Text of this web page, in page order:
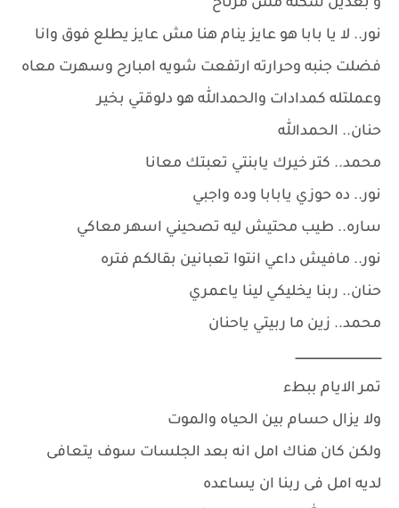
و بعدين شكله مش مرتاح
نور.. لا يا بابا هو عايز ينام هنا مش عايز يطلع فوق وانا
فضلت جنبه وحرارته ارتفعت شويه امبارح وسهرت معاه
وعملتله كمدادات والحمدالله هو دلوقتي بخير
حنان.. الحمدالله
محمد.. كتر خيرك يابنتي تعبتك معانا
نور.. ده حوزي يابابا وده واجبي
ساره.. طيب محتيش ليه تصحيني اسهر معاكي
نور.. مافيش داعي انتوا تعبانين بقالكم فتره
حنان.. ربنا يخليكي لينا ياعمري
محمد.. زين ما ربيتي ياحنان
ــــــــــــــــــــــــــــــــــــــــــــــــ
تمر الايام ببطء
ولا يزال حسام بين الحياه والموت
ولكن كان هناك امل انه بعد الجلسات سوف يتعافى
لديه امل فى ربنا ان يساعده